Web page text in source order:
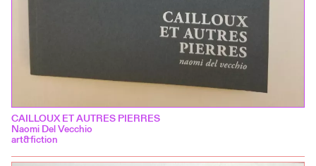
CAILLOUX ET AUTRES PIERRES
Naomi Del Vecchio
art&fiction